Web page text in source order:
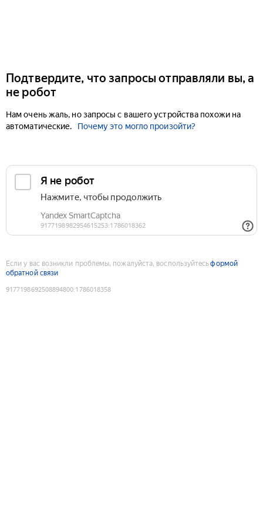
Подтвердите, что запросы отправляли вы, а
не робот
Нам очень жаль, но запросы с вашего устройства похожи на
автоматические.
Почему это могло произойти?
Если у вас возникли проблемы, пожалуйста, воспользуйтесьформой
обратной связи
9177198692508894800:1786018358